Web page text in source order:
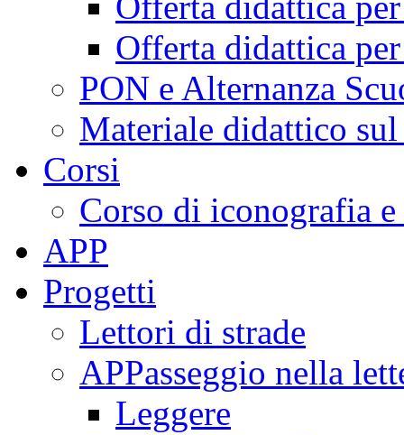
Offerta didattica
PON e Alternanza
Materiale didattico
Corsi
Corso di iconografia
APP
Progetti
Lettori di strade
APPasseggio nella
Leggere